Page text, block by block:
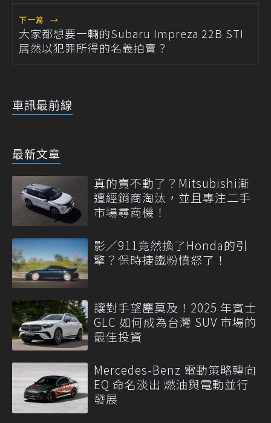
下一篇 →
大家都想要一輛的Subaru Impreza 22B STI
居然以犯罪所得的名義拍賣？
車訊最前線
最新文章
真的賣不動了？Mitsubishi漸
遭經銷商淘汰，並且專注二手
市場尋商機！
影／911竟然換了Honda的引
擎？保時捷鐵粉憤怒了！
讓對手望塵莫及！2025 年賓士
GLC 如何成為台灣 SUV 市場的
最佳投資
Mercedes-Benz 電動策略轉向
EQ 命名淡出 燃油與電動並行
發展